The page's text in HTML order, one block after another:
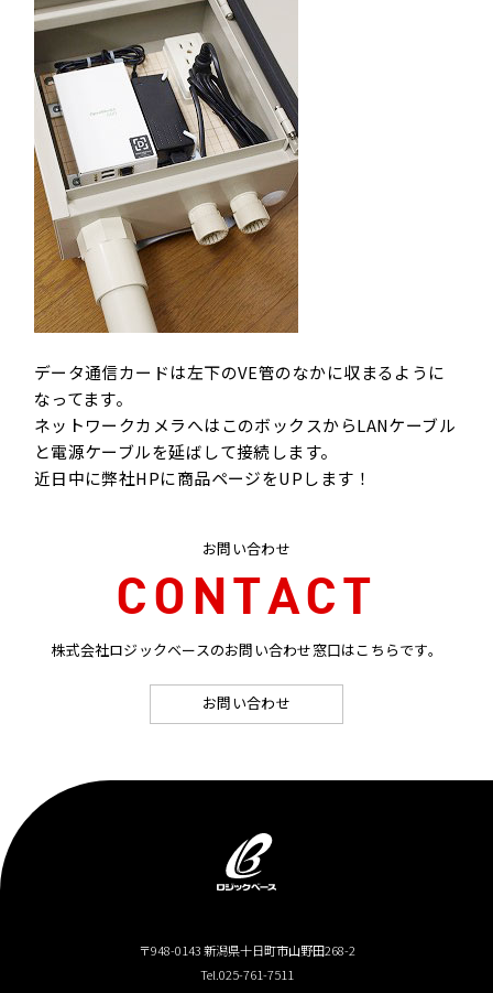
データ通信カードは左下のVE管のなかに収まるように
なってます。
ネットワークカメラへはこのボックスからLANケーブル
と電源ケーブルを延ばして接続します。
近日中に弊社HPに商品ページをUPします！
お問い合わせ
CONTACT
株式会社ロジックベースのお問い合わせ窓口はこちらです。
お問い合わせ
〒948-0143 新潟県十日町市山野田268-2
Tel.025-761-7511